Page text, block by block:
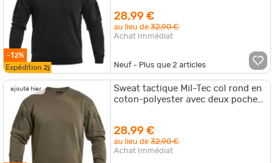
-12%
Expédition 2j
28,99 €
au lieu de32,90 €
Achat Immédiat
Neuf - Plus que2 articles
ajouté hier
Sweat tactique Mil-Tec col rond en
coton-polyester avec deux poches
28,99 €
au lieu de32,90 €
Achat Immédiat